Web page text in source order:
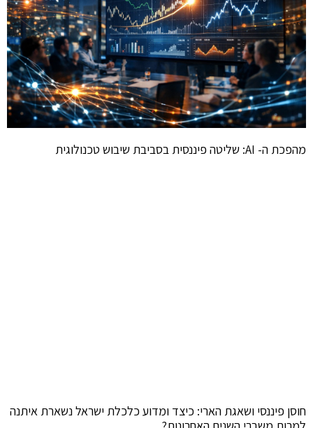
מהפכת ה- AI: שליטה פיננסית בסביבת שיבוש טכנולוגית
חוסן פיננסי ושאגת הארי: כיצד ומדוע כלכלת ישראל נשארת איתנה